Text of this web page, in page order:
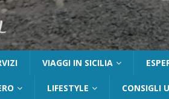
VIAGGI IN SICILIA
LIFESTYLE CONSIGLI